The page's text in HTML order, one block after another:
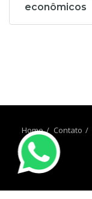
econômicos
Home Contato